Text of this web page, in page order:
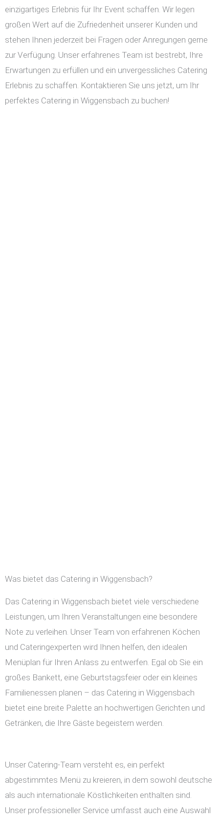
einzigartiges Erlebnis für Ihr Event schaffen. Wir legen
großen Wert auf die Zufriedenheit unserer Kunden und
stehen Ihnen jederzeit bei Fragen oder Anregungen gerne
zur Verfügung. Unser erfahrenes Team ist bestrebt, Ihre
Erwartungen zu erfüllen und ein unvergessliches Catering
Erlebnis zu schaffen. Kontaktieren Sie uns jetzt, um Ihr
perfektes Catering in Wiggensbach zu buchen!
Was bietet das Catering in Wiggensbach?
Das Catering in Wiggensbach bietet viele verschiedene
Leistungen, um Ihren Veranstaltungen eine besondere
Note zu verleihen. Unser Team von erfahrenen Köchen
und Cateringexperten wird Ihnen helfen, den idealen
Menüplan für Ihren Anlass zu entwerfen. Egal ob Sie ein
großes Bankett, eine Geburtstagsfeier oder ein kleines
Familienessen planen – das Catering in Wiggensbach
bietet eine breite Palette an hochwertigen Gerichten und
Getränken, die Ihre Gäste begeistern werden.
Unser Catering-Team versteht es, ein perfekt
abgestimmtes Menü zu kreieren, in dem sowohl deutsche
als auch internationale Köstlichkeiten enthalten sind.
Unser professioneller Service umfasst auch eine Auswahl